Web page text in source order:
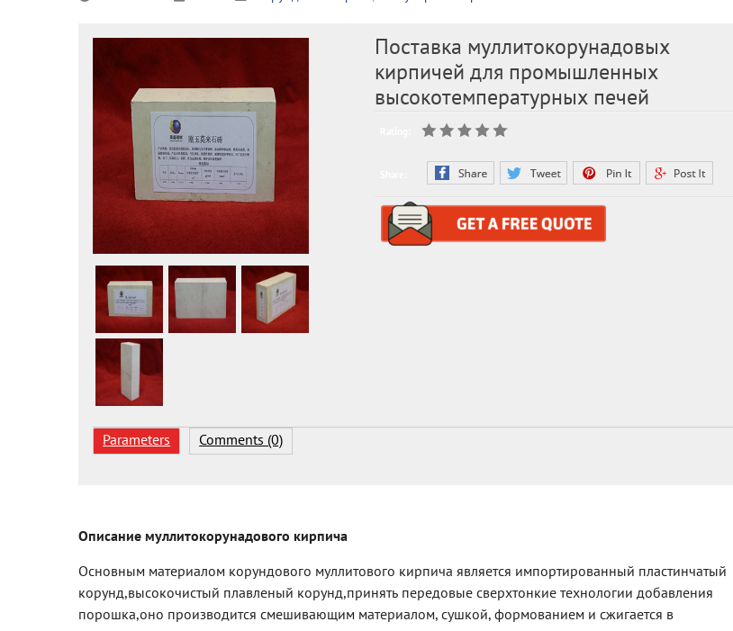
Поставка муллитокорунадовых
кирпичей для промышленных
высокотемпературных печей
Parameters Comments (0)
Описание муллитокорунадового кирпича
Основным материалом корундового муллитового кирпича является импортированный пластинчатый
корунд,высокочистый плавленый корунд,принять передовые сверхтонкие технологии добавления
порошка,оно производится смешивающим материалом, сушкой, формованием и сжигается в